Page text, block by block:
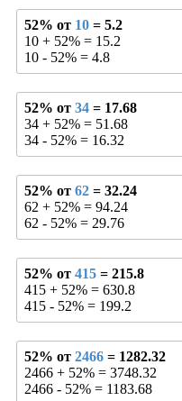
52% от 10 = 5.2
10 + 52% = 15.2
10 - 52% = 4.8
52% от 34 = 17.68
34 + 52% = 51.68
34 - 52% = 16.32
52% от 62 = 32.24
62 + 52% = 94.24
62 - 52% = 29.76
52% от 415 = 215.8
415 + 52% = 630.8
415 - 52% = 199.2
52% от 2466 = 1282.32
2466 + 52% = 3748.32
2466 - 52% = 1183.68